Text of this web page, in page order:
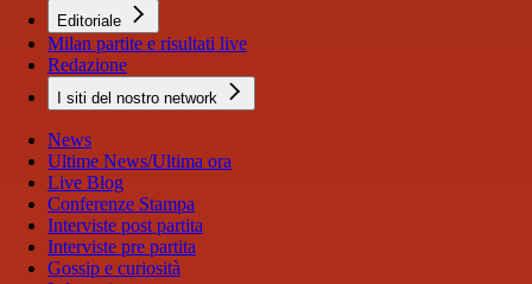
Editoriale
Milan partite e risultati live
Redazione
I siti del nostro network
News
Ultime News/Ultima ora
Live Blog
Conferenze Stampa
Interviste post partita
Interviste pre partita
Gossip e curiosità